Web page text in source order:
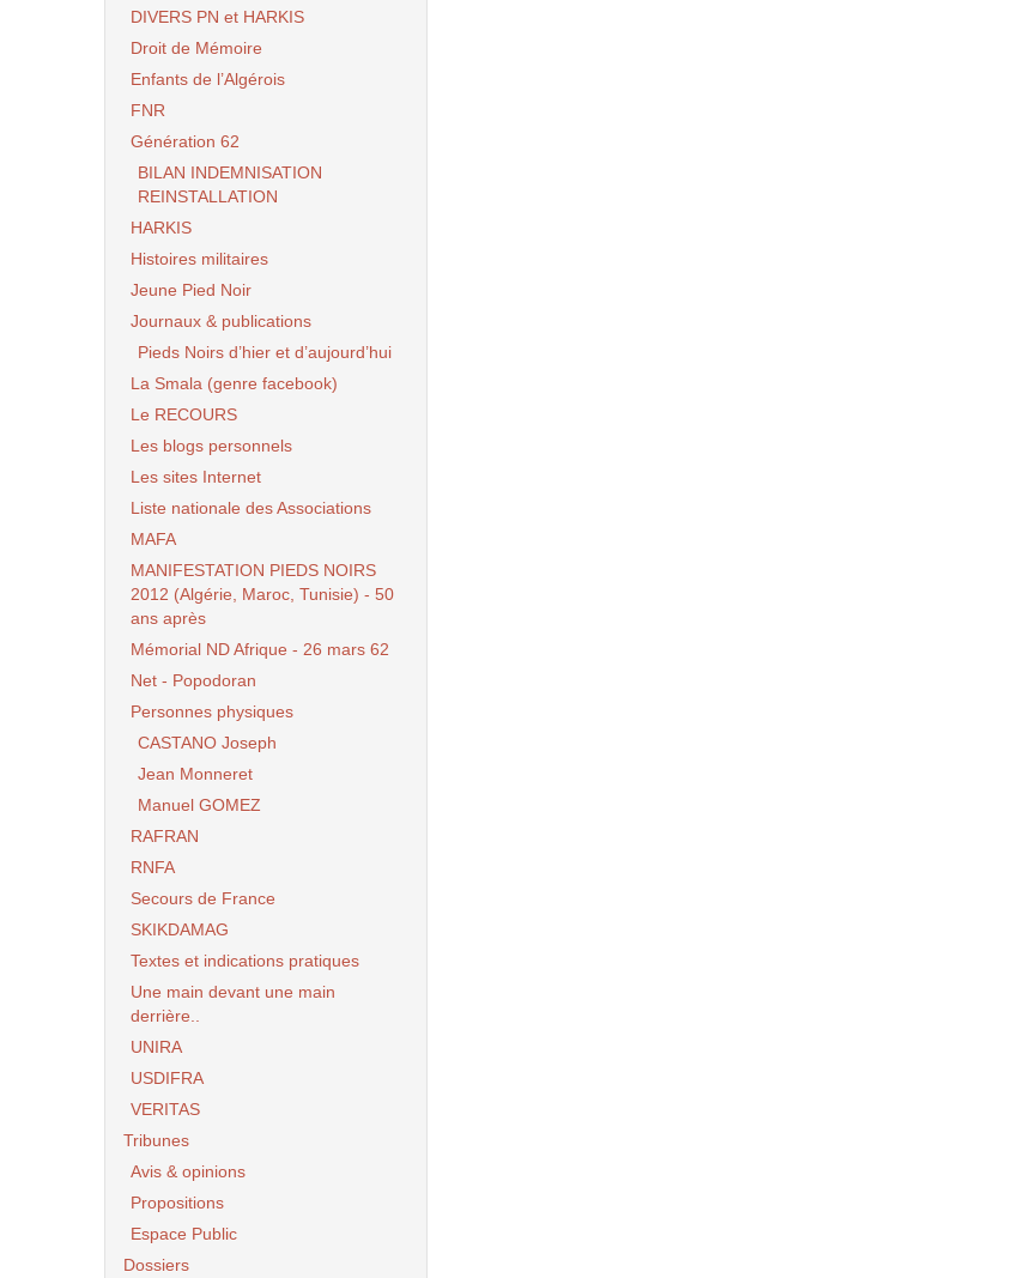
DIVERS PN et HARKIS
Droit de Mémoire
Enfants de l’Algérois
FNR
Génération 62
BILAN INDEMNISATION
REINSTALLATION
HARKIS
Histoires militaires
Jeune Pied Noir
Journaux & publications
Pieds Noirs d’hier et d’aujourd’hui
La Smala (genre facebook)
Le RECOURS
Les blogs personnels
Les sites Internet
Liste nationale des Associations
MAFA
MANIFESTATION PIEDS NOIRS
2012 (Algérie, Maroc, Tunisie) - 50
ans après
Mémorial ND Afrique - 26 mars 62
Net - Popodoran
Personnes physiques
CASTANO Joseph
Jean Monneret
Manuel GOMEZ
RAFRAN
RNFA
Secours de France
SKIKDAMAG
Textes et indications pratiques
Une main devant une main
derrière..
UNIRA
USDIFRA
VERITAS
Tribunes
Avis & opinions
Propositions
Espace Public
Dossiers